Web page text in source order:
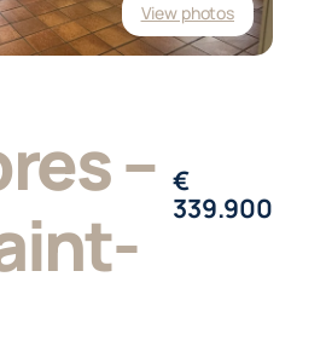
View photos
– €
339.900